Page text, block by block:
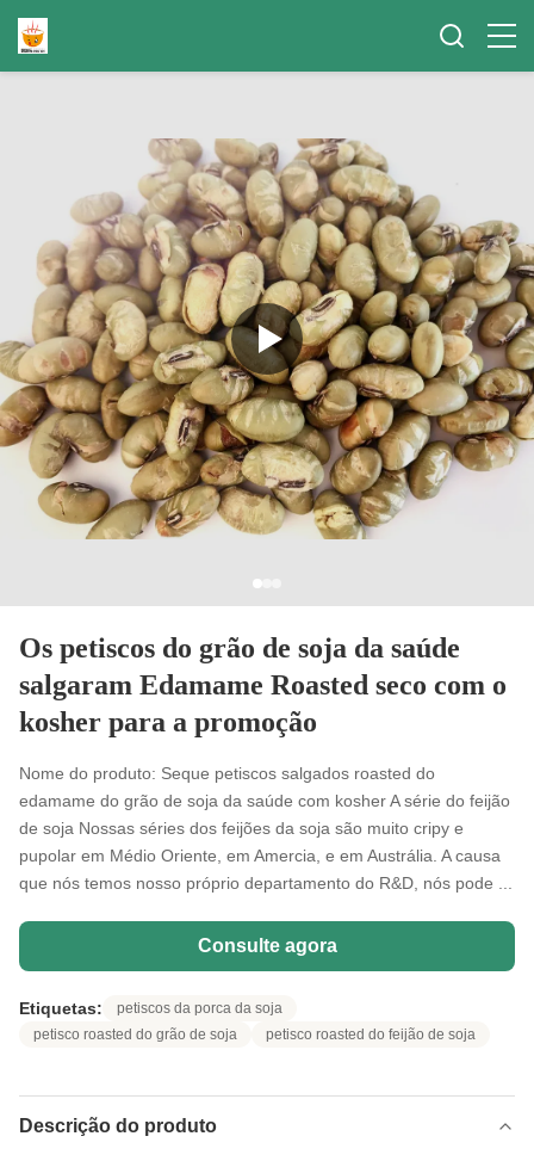
Os petiscos do grão de soja da saúde
salgaram Edamame Roasted seco com o
kosher para a promoção
Nome do produto: Seque petiscos salgados roasted do
edamame do grão de soja da saúde com kosher A série do feijão
de soja Nossas séries dos feijões da soja são muito cripy e
pupolar em Médio Oriente, em Amercia, e em Austrália. A causa
que nós temos nosso próprio departamento do R&D, nós pode ...
Consulte agora
Etiquetas:
petiscos da porca da soja
petisco roasted do grão de soja
petisco roasted do feijão de soja
Descrição do produto